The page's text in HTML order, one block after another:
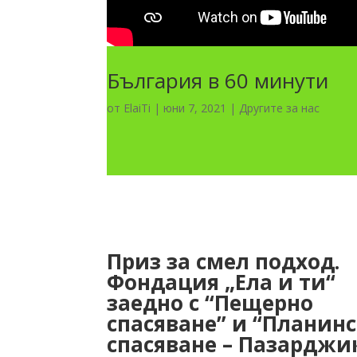
България в 60 минути
от ElaiTi | юни 7, 2021 | Другите за нас
Приз за смел подход.
Фондация „Ела и ти“
заедно с “Пещерно
спасяване” и
спасяване –